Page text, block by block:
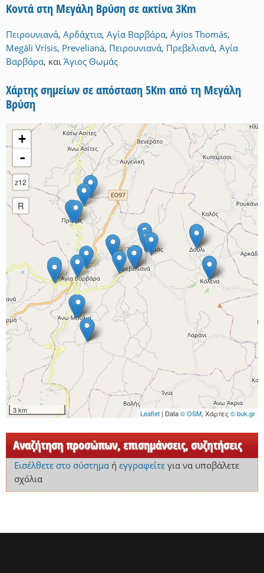
Κοντά στη Μεγάλη Βρύση σε ακτίνα 3Km
Πειρουνιανά, Αρδάχτια, Αγία Βαρβάρα, Áyios Thomás,
Megáli Vrísis, Prevelianá, Πειρουνιανά, Πρεβελιανά, Αγία
Βαρβάρα, και Άγιος Θωμάς
Χάρτης σημείων σε απόσταση 5Km από τη Μεγάλη
Βρύση
+
-
z12
R
3 km Leaflet | Data© OSM, Χάρτες © buk.gr
Αναζήτηση προσώπων, επισημάνσεις, συζητήσεις
Εισέλθετε στο σύστημαή εγγραφείτεγια να υποβάλετε
σχόλια